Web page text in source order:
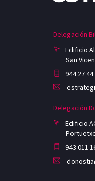
Delegación
Edificio
San
944 27 44
Delegación
Edificio
943 011